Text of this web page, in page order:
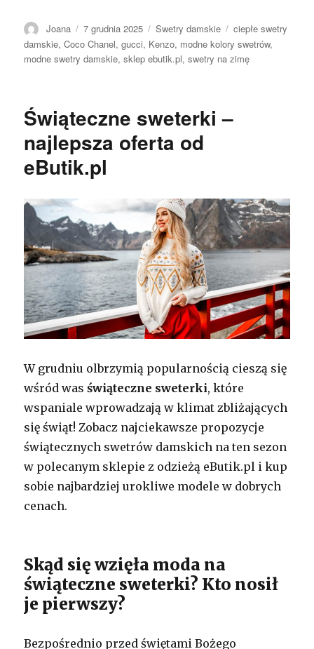
Autor
Joana Opublikowano
7 grudnia 2025 Kategorie
Swetry damskie Tagi
ciepłe swetry
damskie,Coco Chanel,gucci, Kenzo, modne kolory swetrów,
modne swetry damskie,sklep ebutik.pl,swetry na zimę
Świąteczne sweterki –
najlepsza oferta od
eButik.pl
W grudniu olbrzymią popularnością cieszą się
wśród wasświąteczne sweterki, które
wspaniale wprowadzają w klimat zbliżających
się świąt! Zobacz najciekawsze propozycje
świątecznych swetrów damskich na ten sezon
w polecanym sklepie z odzieżą eButik.pl i kup
sobie najbardziej urokliwe modele w dobrych
cenach.
Skąd się wzięła moda na
świąteczne sweterki? Kto nosił
je pierwszy?
Bezpośrednio przed świętami Bożego